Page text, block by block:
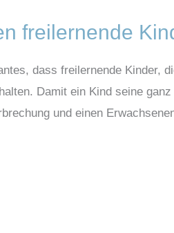
freilernende
dass freilernende Kinder,
Damit ein Kind seine
und einen